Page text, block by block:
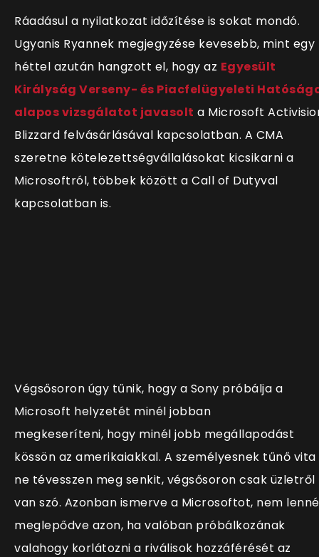
Ráadásul a nyilatkozat időzítése is sokat mondó.
Ugyanis Ryannek megjegyzése kevesebb, mint egy
héttel azután hangzott el, hogy az Egyesült
Királyság Verseny- és Piacfelügyeleti
alapos vizsgálatot javasolt a Microsoft
Blizzard felvásárlásával kapcsolatban. A CMA
szeretne kötelezettségvállalásokat kicsikarni a
Microsoftról, többek között a Call of Dutyval
kapcsolatban is.
Végsősoron úgy tűnik, hogy a Sony próbálja a
Microsoft helyzetét minél jobban
megkeseríteni, hogy minél jobb megállapodást
kössön az amerikaiakkal. A személyesnek tűnő vita
ne tévesszen meg senkit, végsősoron csak üzletről
van szó. Azonban ismerve a Microsoftot, nem
meglepődve azon, ha valóban próbálkozának
valahogy korlátozni a riválisok hozzáférését az